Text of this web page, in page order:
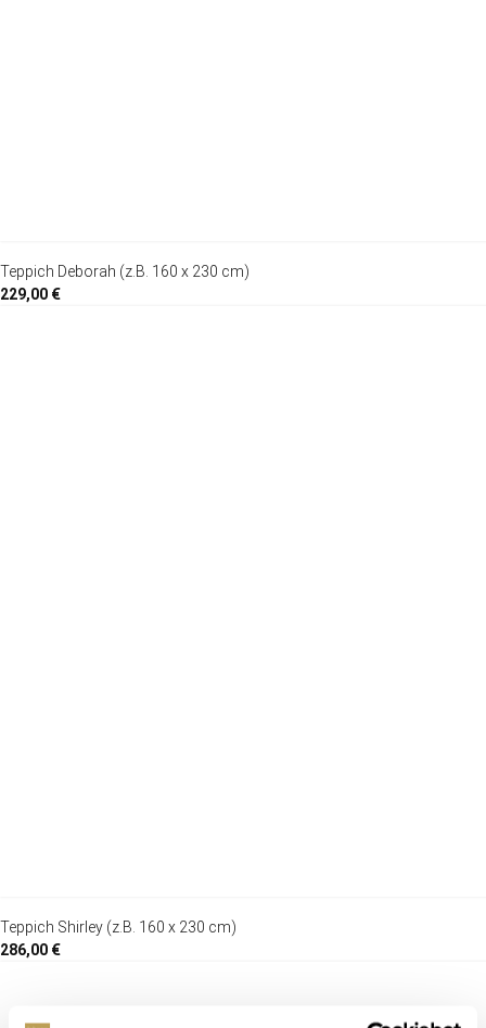
Teppich Deborah (z.B. 160 x 230 cm)
229,00 €
Teppich Shirley (z.B. 160 x 230 cm)
286,00 €